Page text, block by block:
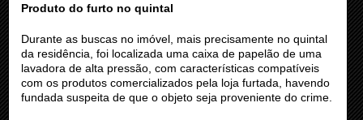
Produto do furto no quintal
Durante as buscas no imóvel, mais precisamente no quintal
da residência, foi localizada uma caixa de papelão de uma
lavadora de alta pressão, com características compatíveis
com os produtos comercializados pela loja furtada, havendo
fundada suspeita de que o objeto seja proveniente do crime.